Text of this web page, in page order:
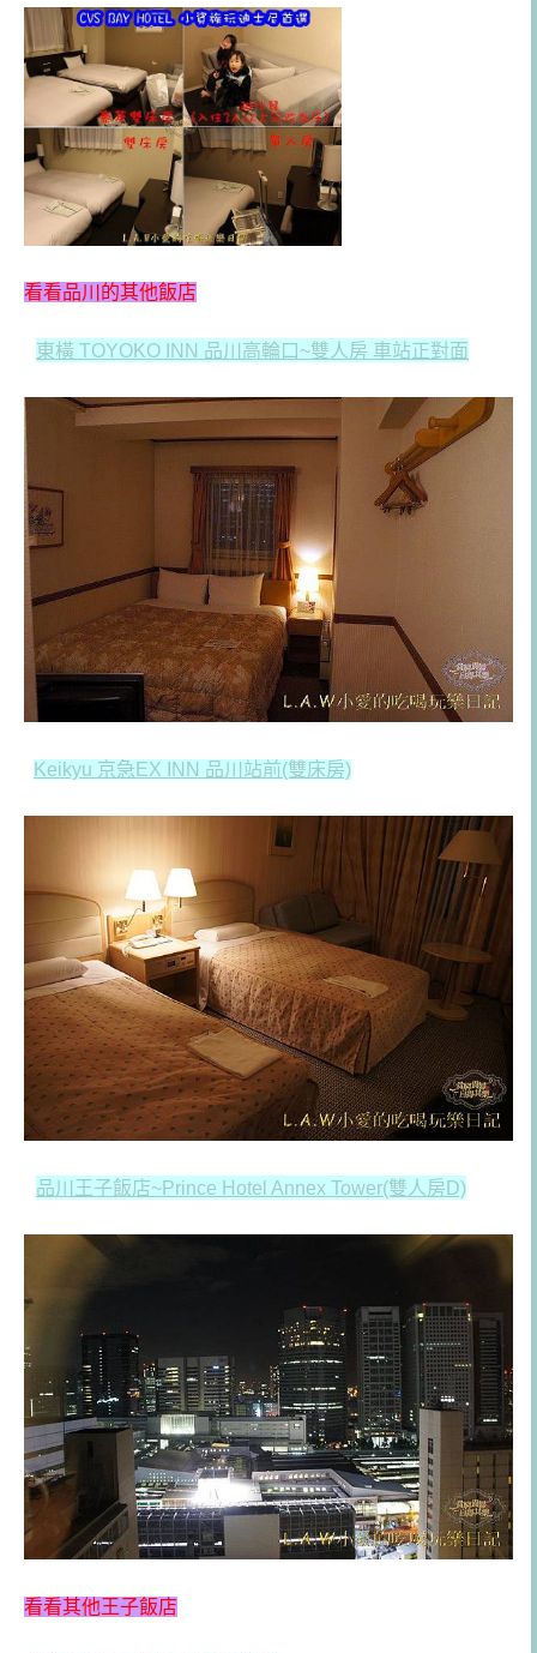
看看品川的其他飯店
東橫 TOYOKO INN 品川高輪口~雙人房 車站正對面
Keikyu 京急EX INN 品川站前(雙床房)
品川王子飯店~Prince Hotel Annex Tower(雙人房D)
看看其他王子飯店